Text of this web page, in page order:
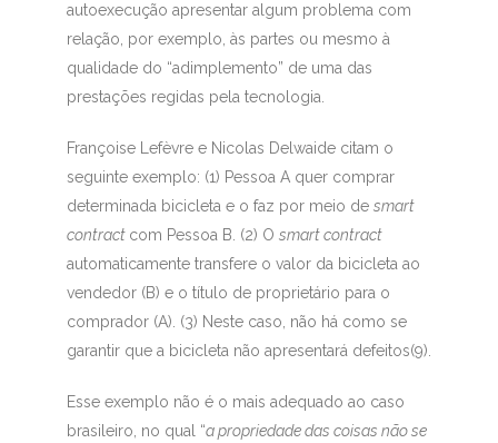
autoexecução apresentar algum problema com
relação, por exemplo, às partes ou mesmo à
qualidade do “adimplemento” de uma das
prestações regidas pela tecnologia.
Françoise Lefèvre e Nicolas Delwaide citam o
seguinte exemplo: (1) Pessoa A quer comprar
determinada bicicleta e o faz por meio de smart
contract com Pessoa B. (2) O smart contract
automaticamente transfere o valor da bicicleta ao
vendedor (B) e o título de proprietário para o
comprador (A). (3) Neste caso, não há como se
garantir que a bicicleta não apresentará defeitos(9).
Esse exemplo não é o mais adequado ao caso
brasileiro, no qual “a propriedade das coisas não se